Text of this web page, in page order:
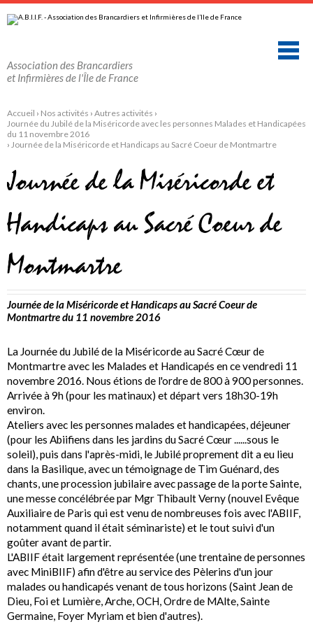
au
contenu.
navigation
personnels
Association des Brancardiers
et Infirmières de l'Île de France
Accueil › Nos activités › Autres activités ›
Journée du Jubilé de la Miséricorde avec les personnes Malades et Handicapées
du 11 novembre 2016
› Journée de la Miséricorde et Handicaps au Sacré Coeur de Montmartre
Journée de la Miséricorde et
Handicaps au Sacré Coeur de
Montmartre
Journée de la Miséricorde et Handicaps au Sacré Coeur de
Montmartre du 11 novembre 2016
La Journée du Jubilé de la Miséricorde au Sacré Cœur de
Montmartre avec les Malades et Handicapés en ce vendredi 11
novembre 2016. Nous étions de l'ordre de 800 à 900 personnes.
Arrivée à 9h (pour les matinaux) et départ vers 18h30-19h
environ.
Ateliers avec les personnes malades et handicapées, déjeuner
(pour les Abiifiens dans les jardins du Sacré Cœur ......sous le
soleil), puis dans l'après-midi, le Jubilé proprement dit a eu lieu
dans la Basilique, avec un témoignage de Tim Guénard, des
chants, une procession jubilaire avec passage de la porte Sainte,
une messe concélébrée par Mgr Thibault Verny (nouvel Evêque
Auxiliaire de Paris qui est venu de nombreuses fois avec l'ABIIF,
notamment quand il était séminariste) et le tout suivi d'un
goûter avant de partir.
L'ABIIF était largement représentée (une trentaine de personnes
avec MiniBIIF) afin d'être au service des Pèlerins d'un jour
malades ou handicapés venant de tous horizons (Saint Jean de
Dieu, Foi et Lumière, Arche, OCH, Ordre de MAlte, Sainte
Germaine, Foyer Myriam et bien d'autres).